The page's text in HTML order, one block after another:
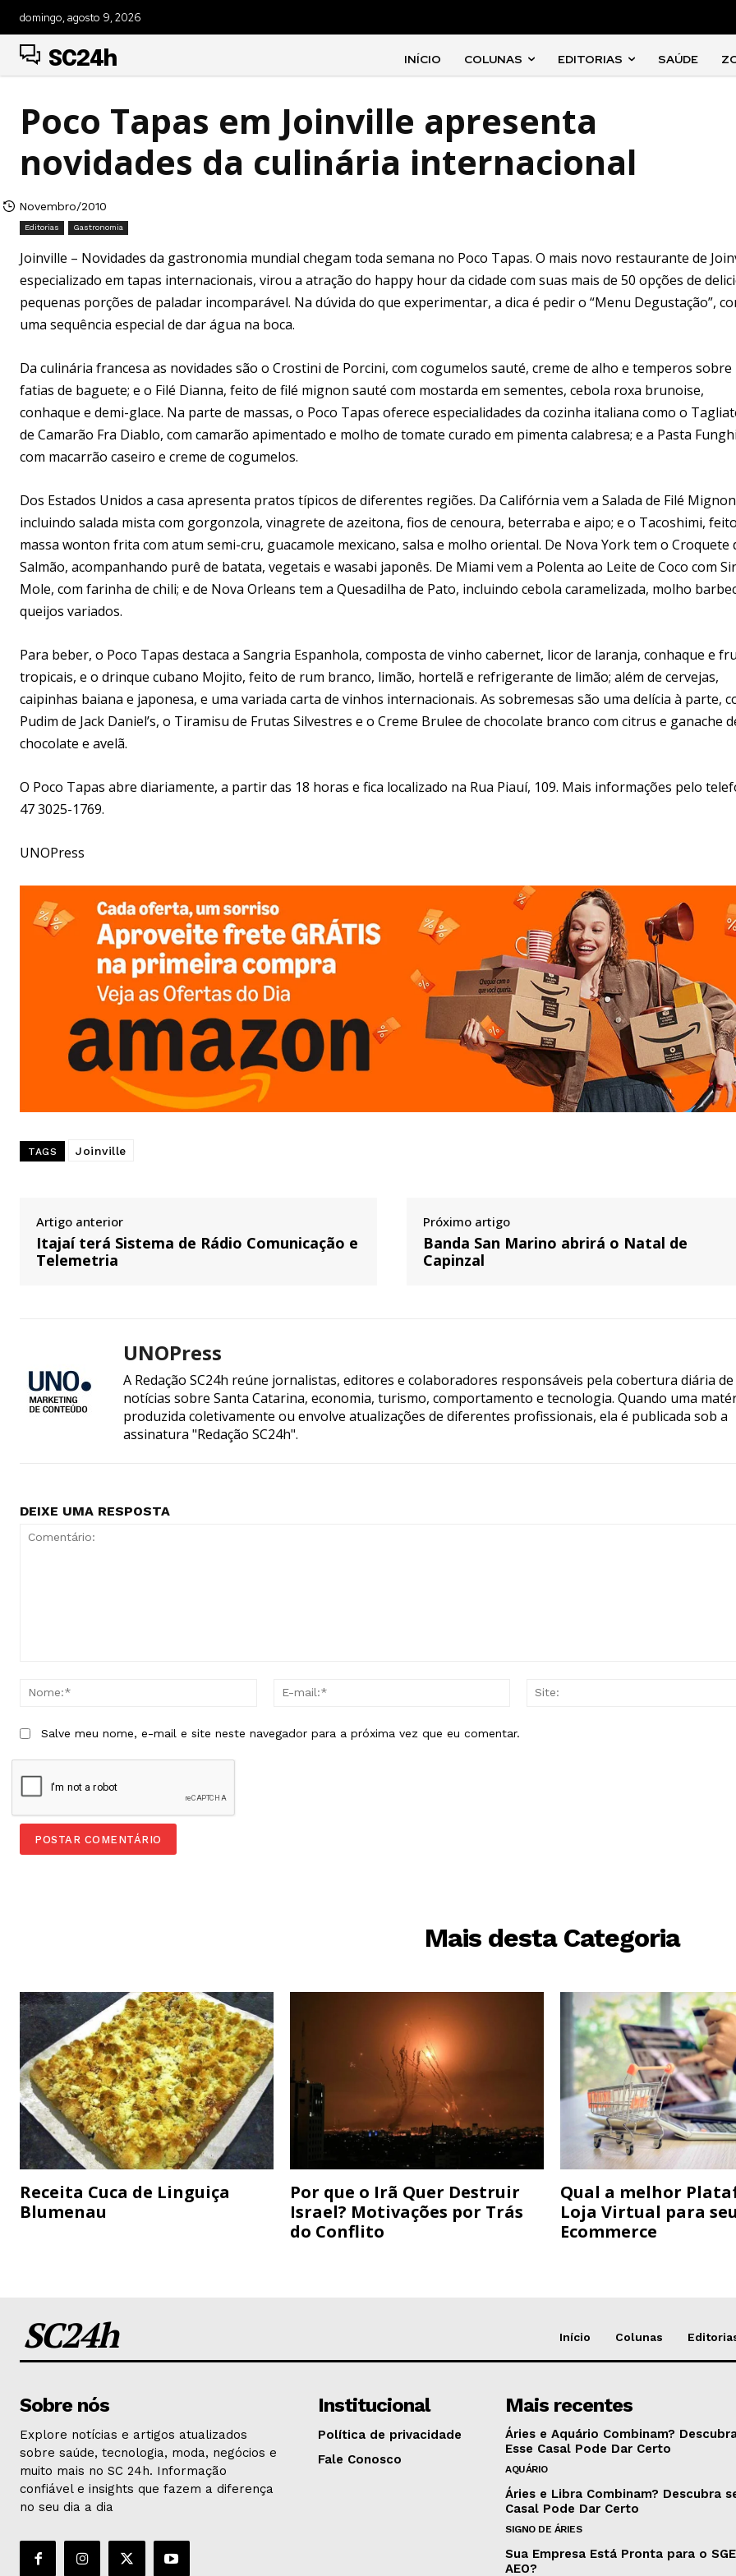
domingo, agosto 9, 2026
SC24h INÍCIO COLUNAS EDITORIAS SAÚDE
Poco Tapas em Joinville apresenta
novidades da culinária internacional
Novembro/2010
Editorias Gastronomia
Joinville – Novidades da gastronomia mundial chegam toda semana no Poco Tapas. O mais novo restaurante de
especializado em tapas internacionais, virou a atração do happy hour da cidade com suas mais de 50 opções de
pequenas porções de paladar incomparável. Na dúvida do que experimentar, a dica é pedir o “Menu Degustação”,
uma sequência especial de dar água na boca.
Da culinária francesa as novidades são o Crostini de Porcini, com cogumelos sauté, creme de alho e temperos sobre
fatias de baguete; e o Filé Dianna, feito de filé mignon sauté com mostarda em sementes, cebola roxa brunoise,
conhaque e demi-glace. Na parte de massas, o Poco Tapas oferece especialidades da cozinha italiana como o
de Camarão Fra Diablo, com camarão apimentado e molho de tomate curado em pimenta calabresa; e a Pasta
com macarrão caseiro e creme de cogumelos.
Dos Estados Unidos a casa apresenta pratos típicos de diferentes regiões. Da Califórnia vem a Salada de Filé
incluindo salada mista com gorgonzola, vinagrete de azeitona, fios de cenoura, beterraba e aipo; e o Tacoshimi,
massa wonton frita com atum semi-cru, guacamole mexicano, salsa e molho oriental. De Nova York tem o Croquete
Salmão, acompanhando purê de batata, vegetais e wasabi japonês. De Miami vem a Polenta ao Leite de Coco com
Mole, com farinha de chili; e de Nova Orleans tem a Quesadilha de Pato, incluindo cebola caramelizada, molho
queijos variados.
Para beber, o Poco Tapas destaca a Sangria Espanhola, composta de vinho cabernet, licor de laranja, conhaque e
tropicais, e o drinque cubano Mojito, feito de rum branco, limão, hortelã e refrigerante de limão; além de cervejas,
caipinhas baiana e japonesa, e uma variada carta de vinhos internacionais. As sobremesas são uma delícia à parte,
Pudim de Jack Daniel’s, o Tiramisu de Frutas Silvestres e o Creme Brulee de chocolate branco com citrus e ganache
chocolate e avelã.
O Poco Tapas abre diariamente, a partir das 18 horas e fica localizado na Rua Piauí, 109. Mais informações pelo
47 3025-1769.
UNOPress
TAGS Joinville
Artigo anterior
Itajaí terá Sistema de Rádio Comunicação e
Telemetria
Próximo artigo
Banda San Marino abrirá o Natal de
Capinzal
UNOPress
A Redação SC24h reúne jornalistas, editores e colaboradores responsáveis pela cobertura diária de
notícias sobre Santa Catarina, economia, turismo, comportamento e tecnologia. Quando uma
produzida coletivamente ou envolve atualizações de diferentes profissionais, ela é publicada sob a
assinatura "Redação SC24h".
DEIXE UMA RESPOSTA
Nome:*
Salve meu nome, e-mail e site neste navegador para a próxima vez que eu comentar.
Mais desta Categoria
Receita Cuca de Linguiça
Blumenau
Por que o Irã Quer Destruir
Israel? Motivações por Trás
do Conflito
Qual a melhor
Loja Virtual para
Ecommerce
SC24h Início Colunas
Sobre nós
Explore notícias e artigos atualizados
sobre saúde, tecnologia, moda, negócios e
muito mais no SC 24h. Informação
confiável e insights que fazem a diferença
no seu dia a dia
Institucional
Política de privacidade
Fale Conosco
Mais recentes
Áries e Aquário Combinam?
Esse Casal Pode Dar Certo
AQUÁRIO
Áries e Libra Combinam? Descubra
Casal Pode Dar Certo
SIGNO DE ÁRIES
Sua Empresa Está Pronta para o
AEO?